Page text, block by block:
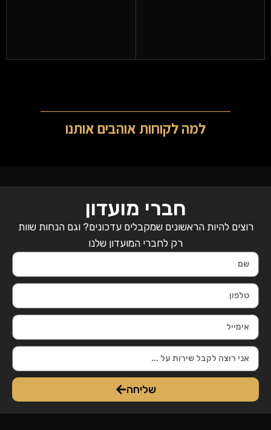
למה לקוחות אוהבים אותנו
חברי מועדון
רוצים להיות הראשונים שמקבלים עדכונים? וגם הנחות שוות
רק לחברי המועדון שלנו
שליחה